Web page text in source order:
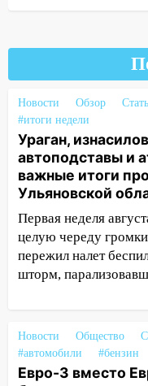
упустить
20:10
Во время
Волге
19:55
В
заблокировало
17:15 В
ремонтируют
готов, ещё два
17:00
урагана 8
16:34 Из-за
Ульяновске
Новости Обзор
#итоги недели
Ураган,
автоподставы и
важные итоги
Ульяновской
Первая неделя
целую череду
пережил налет
шторм,
Новости Общество
#автомобили
#бензин
Евро-3 вместо